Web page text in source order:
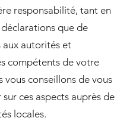
responsabilité, tant en
que de
aux autorités et
compétents de votre
vous conseillons de vous
sur ces aspects auprès de
locales.